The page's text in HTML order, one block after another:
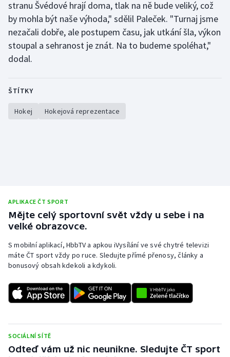
Rychlobruslení
Rychlostní kanoistika
Short track
Sportovní střelba
Stolní tenis
Volejbal
stranu Švédové hrají doma, tlak na ně bude veliký, což
by mohla být naše výhoda," sdělil Paleček. "Turnaj jsme
nezačali dobře, ale postupem času, jak utkání šla, výkon
stoupal a sehranost je znát. Na to budeme spoléhat,"
dodal.
ŠTÍTKY
Hokej Hokejová reprezentace
APLIKACE ČT SPORT
Mějte celý sportovní svět vždy u sebe i na
velké obrazovce.
S mobilní aplikací, HbbTV a apkou iVysílání ve své chytré televizi
máte ČT sport vždy po ruce. Sledujte přímé přenosy, články a
bonusový obsah kdekoli a kdykoli.
SOCIÁLNÍ SÍTĚ
Odteď vám už nic neunikne. Sledujte ČT sport